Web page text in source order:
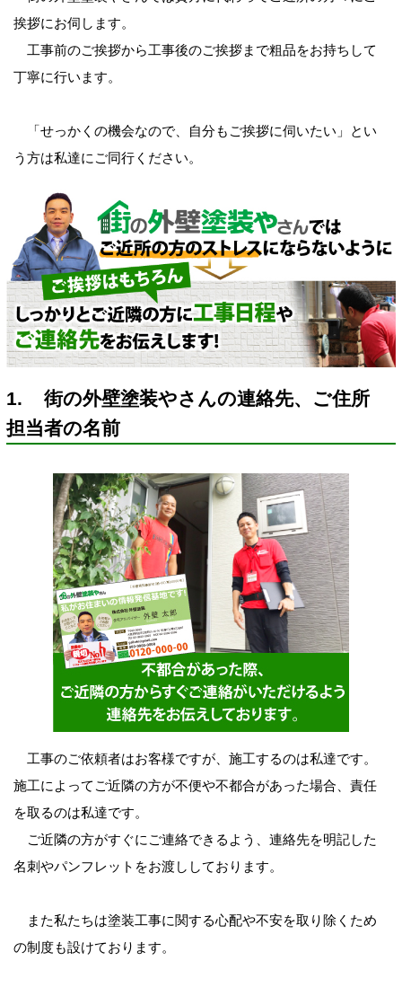
挨拶にお伺します。
工事前のご挨拶から工事後のご挨拶まで粗品をお持ちして
丁寧に行います。
「せっかくの機会なので、自分もご挨拶に伺いたい」とい
う方は私達にご同行ください。
1. 街の外壁塗装やさんの連絡先、ご住所
担当者の名前
工事のご依頼者はお客様ですが、施工するのは私達です。
施工によってご近隣の方が不便や不都合があった場合、責任
を取るのは私達です。
ご近隣の方がすぐにご連絡できるよう、連絡先を明記した
名刺やパンフレットをお渡ししております。
また私たちは塗装工事に関する心配や不安を取り除くため
の制度も設けております。